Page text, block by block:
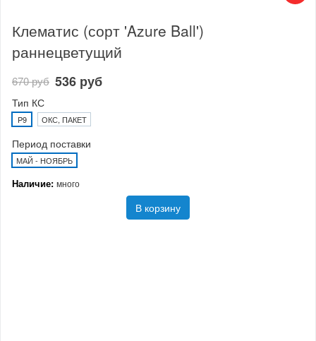
Клематис (сорт 'Azure Ball')
раннецветущий
670 руб 536 руб
Тип КС
P9 ОКС, ПАКЕТ
Период поставки
МАЙ - НОЯБРЬ
Наличие: много
В корзину